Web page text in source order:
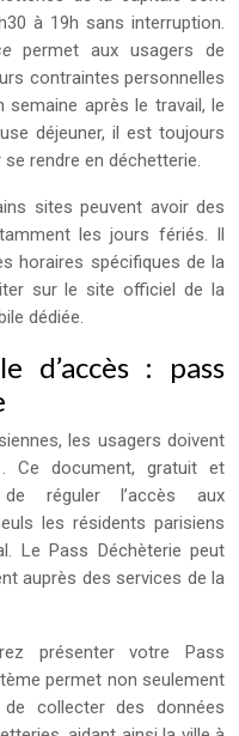
à 19h sans interruption.
permet aux usagers de
contraintes personnelles
après le travail, le
déjeuner, il est toujours
rendre en déchetterie.
sites peuvent avoir des
les jours fériés. Il
horaires spécifiques de la
sur le site officiel de la
dédiée.
d’accès : pass
les usagers doivent
. Ce document, gratuit et
réguler l’accès aux
les résidents parisiens
Le Pass Déchèterie peut
auprès des services de la
présenter votre Pass
permet non seulement
collecter des données